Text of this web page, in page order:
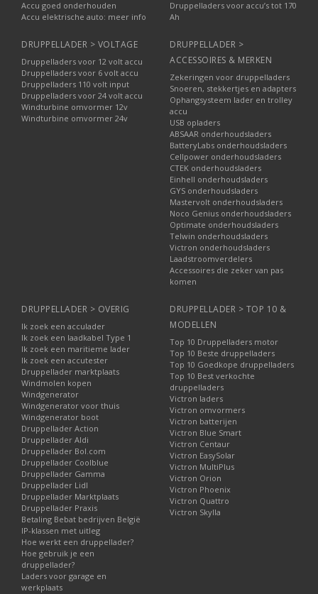
Accu goed onderhouden
Accu elektrische auto: meer info
Druppelladers voor accu’s tot 170
Ah
DRUPPELLADER > VOLTAGE
Druppelladers voor 12 volt accu
Druppelladers voor 6 volt accu
Druppelladers 110 volt input
Druppelladers voor 24 volt accu
Windturbine omvormer 12v
Windturbine omvormer 24v
DRUPPELLADER >
ACCESSOIRES & MERKEN
Zekeringen voor druppelladers
Snoeren, stekkertjes en adapters
Ophangsysteem lader en trolley
accu
USB opladers
ABSAAR onderhoudsladers
BatteryLabs onderhoudsladers
Cellpower onderhoudsladers
CTEK onderhoudsladers
Einhell onderhoudsladers
GYS onderhoudsladers
Mastervolt onderhoudsladers
Noco Genius onderhoudsladers
Optimate onderhoudsladers
Telwin onderhoudsladers
Victron onderhoudsladers
Laadstroomverdelers
Accessoires die zeker van pas
komen
DRUPPELLADER > OVERIG
Ik zoek een acculader
Ik zoek een laadkabel Type 1
Ik zoek een maritieme lader
Ik zoek een accutester
Druppellader marktplaats
Windmolen kopen
Windgenerator
Windgenerator voor thuis
Windgenerator boot
Druppellader Action
Druppellader Aldi
Druppellader Bol.com
Druppellader Coolblue
Druppellader Gamma
Druppellader Lidl
Druppellader Marktplaats
Druppellader Praxis
Betaling Bebat bedrijven België
IP-klassen met uitleg
Hoe werkt een druppellader?
Hoe gebruik je een
druppellader?
Laders voor garage en
werkplaats
DRUPPELLADER > TOP 10 &
MODELLEN
Top 10 Druppelladers motor
Top 10 Beste druppelladers
Top 10 Goedkope druppelladers
Top 10 Best verkochte
druppelladers
Victron laders
Victron omvormers
Victron batterijen
Victron Blue Smart
Victron Centaur
Victron EasySolar
Victron MultiPlus
Victron Orion
Victron Phoenix
Victron Quattro
Victron Skylla